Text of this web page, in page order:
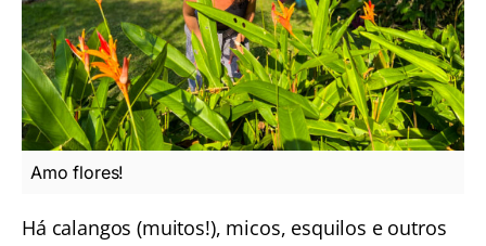
Amo flores!
Há calangos (muitos!), micos, esquilos e outros